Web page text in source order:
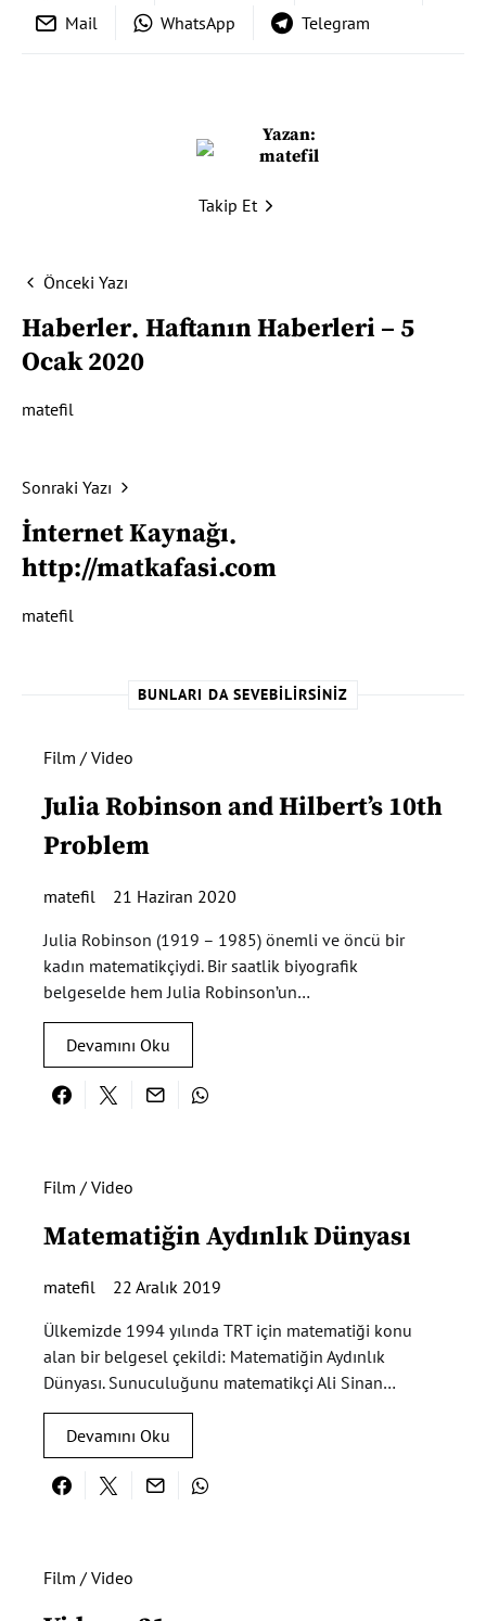
Mail
WhatsApp Telegram
Yazan:
matefil
Takip Et
Önceki Yazı
Haberler Haftanın Haberleri – 5
Ocak 2020
matefil
Sonraki Yazı
İnternet Kaynağı
http://matkafasi.com
matefil
BUNLARI DA SEVEBILIRSINIZ
Film / Video
Julia Robinson and Hilbert’s 10th
Problem
matefil
21 Haziran 2020
Julia Robinson (1919 – 1985) önemli ve öncü bir
kadın matematikçiydi. Bir saatlik biyografik
belgeselde hem Julia Robinson’un…
Devamını Oku
Film / Video
Matematiğin Aydınlık Dünyası
matefil
22 Aralık 2019
Ülkemizde 1994 yılında TRT için matematiği konu
alan bir belgesel çekildi: Matematiğin Aydınlık
Dünyası. Sunuculuğunu matematikçi Ali Sinan…
Devamını Oku
Film / Video